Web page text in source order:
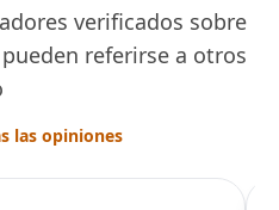
verificados sobre
referirse a otros
las opiniones